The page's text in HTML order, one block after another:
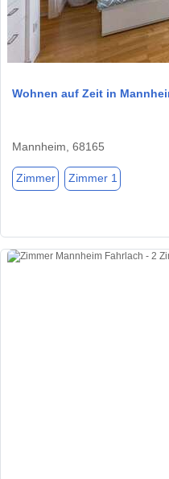
Wohnen auf Zeit in
Mannheim, 68165
Zimmer Zimmer 1